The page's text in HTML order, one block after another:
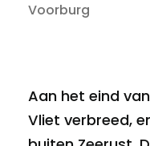
Voorburg
Aan het eind
Vliet verbreed,